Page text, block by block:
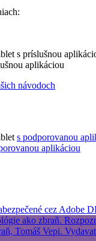
s príslušnou
aplikáciou
návodoch
s podporovanou
aplikáciou
cez Adobe